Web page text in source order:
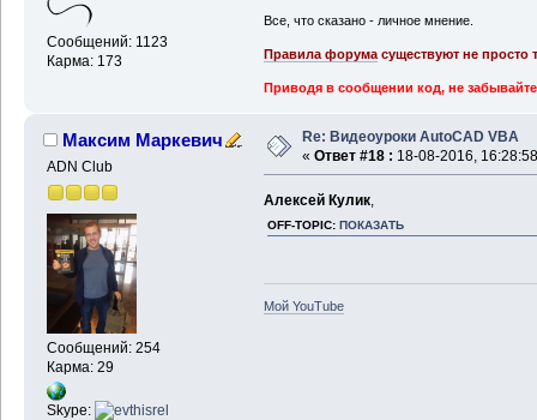
Сообщений: 1123
Карма: 173
Все, что сказано - личное мнение.
Правила форумасуществуют не просто
Приводя в сообщении код, не
Максим Маркевич
ADN Club
Сообщений: 254
Карма: 29
Skype:
Re: Видеоуроки AutoCAD VBA
« Ответ #18 : 18-08-2016,
Алексей Кулик,
OFF-TOPIC: ПОКАЗАТЬ
Мой YouTube